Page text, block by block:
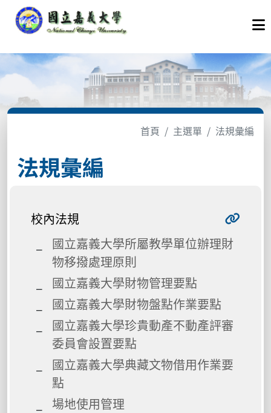
首頁 主選單 法規彙編
法規彙編
校內法規
國立嘉義大學所屬教學單位辦理財
物移撥處理原則
國立嘉義大學財物管理要點
國立嘉義大學財物盤點作業要點
國立嘉義大學珍貴動產不動產評審
委員會設置要點
國立嘉義大學典藏文物借用作業要
點
場地使用管理